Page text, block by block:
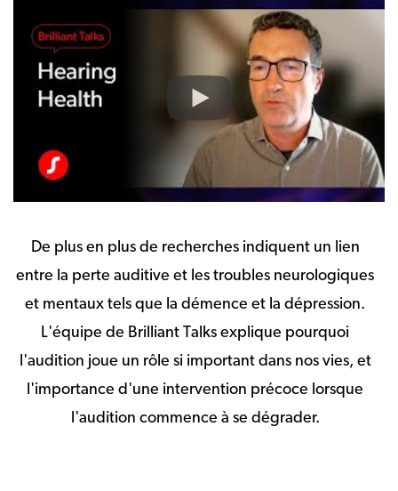
De plus en plus de recherches indiquent un lien
entre la perte auditive et les troubles neurologiques
et mentaux tels que la démence et la dépression.
L'équipe de Brilliant Talks explique pourquoi
l'audition joue un rôle si important dans nos vies, et
l'importance d'une intervention précoce lorsque
l'audition commence à se dégrader.